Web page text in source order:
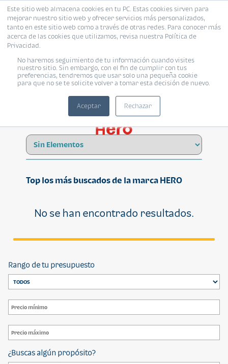
Este sitio web almacena cookies en tu PC. Estas cookies sirven para
mejorar nuestro sitio web y ofrecer servicios más personalizados,
tanto en este sitio web como a través de otras redes. Para conocer más
acerca de las cookies que utilizamos, revisa nuestra Política de
Privacidad.
No haremos seguimiento de tu información cuando visites
nuestro sitio. Sin embargo, con el fin de cumplir con tus
preferencias, tendremos que usar solo una pequeña cookie
para que no se te solicite volver a tomar esta decisión de nuevo.
Aceptar Rechazar
HERO
Top los más buscados de la marca HERO
No se han encontrado resultados.
Rango de tu presupuesto
¿Buscas algún propósito?